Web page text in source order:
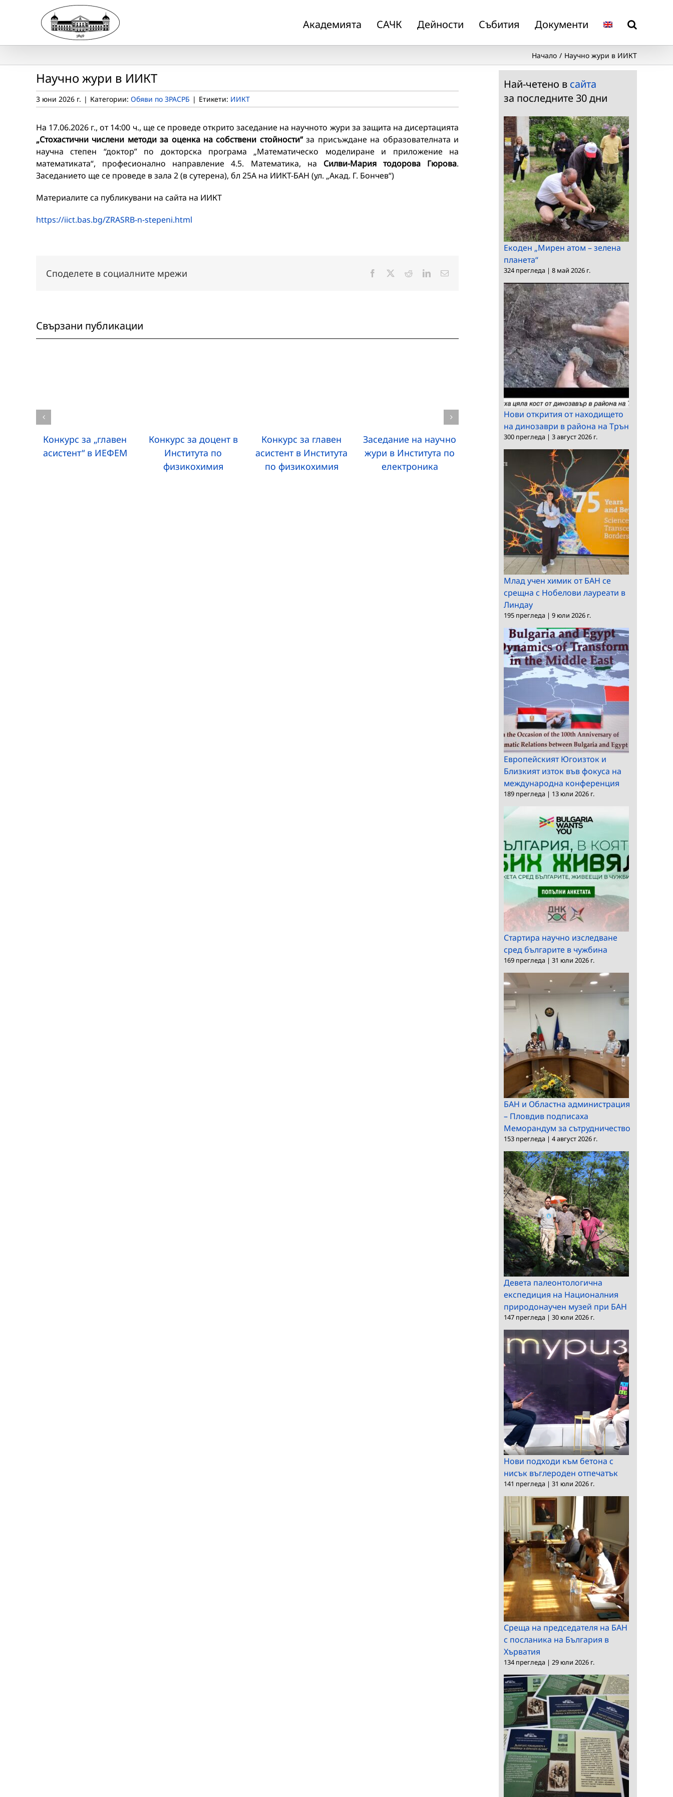
Академията САЧК Дейности Събития Документи
Начало Научно жури в ИИКТ
Научно жури в ИИКТ
3 юни 2026 г. | Категории: Обяви по ЗРАСРБ | Етикети: ИИКТ
На 17.06.2026 г., от 14:00 ч., ще се проведе открито заседание на научното жури за защита на дисертацията
„Стохастични числени методи за оценка на собствени стойности“за присъждане на образователната и
научна степен “доктор” по докторска програма „Математическо моделиране и приложение на
математиката“, професионално направление 4.5. Математика, на Силви-Мария тодорова Гюрова.
Заседанието ще се проведе в зала 2 (в сутерена), бл 25А на ИИКТ-БАН (ул. „Акад. Г. Бончев“)
Материалите са публикувани на сайта на ИИКТ
https://iict.bas.bg/ZRASRB-n-stepeni.html
Споделете в социалните мрежи Facebook RedditLinkedInЕлектронна
Свързани публикации
Конкурс за „главен
асистент“ в ИЕФЕМ
Конкурс за доцент в
Института по
физикохимия
Конкурс за главен
асистент в Института
по физикохимия
Заседание на научно
жури в Института по
електроника
Конкурс за главен
асистент в ИЕФЕМ
Заседание на научно
жури в ИМИ
Най-четено в сайта
за последните 30 дни
Екоден „Мирен атом – зелена
планета“
324 прегледа | 8 май 2026 г.
Нови открития от находището
на динозаври в района на Трън
300 прегледа | 3 август 2026 г.
Млад учен химик от БАН се
срещна с Нобелови лауреати в
Линдау
195 прегледа | 9 юли 2026 г.
Европейският Югоизток и
Близкият изток във фокуса на
международна конференция
189 прегледа | 13 юли 2026 г.
Стартира научно изследване
сред българите в чужбина
169 прегледа | 31 юли 2026 г.
БАН и Областна администрация
– Пловдив подписаха
Меморандум за сътрудничество
153 прегледа | 4 август 2026 г.
Девета палеонтологична
експедиция на Националния
природонаучен музей при БАН
147 прегледа | 30 юли 2026 г.
Нови подходи към бетона с
нисък въглероден отпечатък
141 прегледа | 31 юли 2026 г.
Среща на председателя на БАН
с посланика на България в
Хърватия
134 прегледа | 29 юли 2026 г.